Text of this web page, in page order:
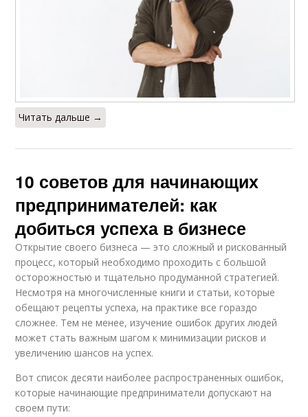
Читать дальше →
10 советов для начинающих
предпринимателей: как
добиться успеха в бизнесе
Открытие своего бизнеса — это сложный и рискованный
процесс, который необходимо проходить с большой
осторожностью и тщательно продуманной стратегией.
Несмотря на многочисленные книги и статьи, которые
обещают рецепты успеха, на практике все гораздо
сложнее. Тем не менее, изучение ошибок других людей
может стать важным шагом к минимизации рисков и
увеличению шансов на успех.
Вот список десяти наиболее распространенных ошибок,
которые начинающие предприниматели допускают на
своем пути: